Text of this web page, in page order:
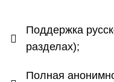
Поддержка
разделах);
Полная